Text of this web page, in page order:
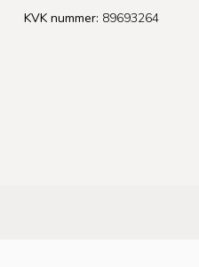
KVK nummer: 89693264